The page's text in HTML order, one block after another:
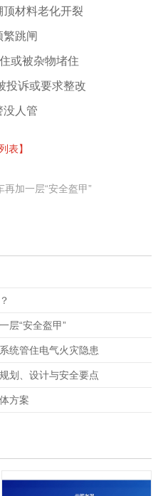
顶材料老化开裂
跳闸
或被杂物堵住
投诉或要求整改
没人管
表】
加一层“安全盔甲”
层“安全盔甲”
统管住电气火灾隐患
划、设计与安全要点
方案